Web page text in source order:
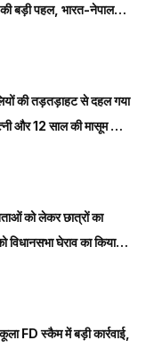
बड़ी पहल, भारत-नेपाल
की तड़तड़ाहट से दहल गया
और 12 साल की मासूम को
को दिया अंजाम
को लेकर छात्रों का
घेराव का किया
स्कैम में बड़ी कार्रवाई,